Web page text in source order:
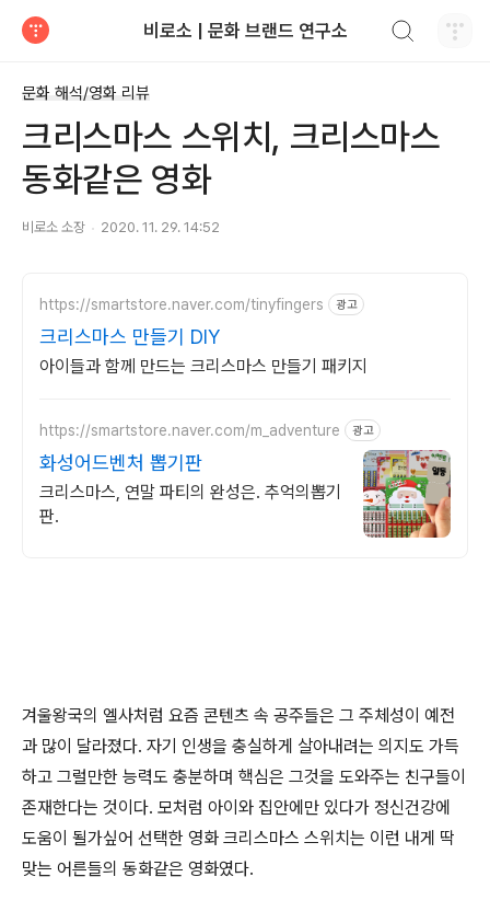
비로소 | 문화 브랜드 연구소
문화 해석/영화 리뷰
크리스마스 스위치, 크리스마스
동화같은 영화
비로소 소장 2020. 11. 29. 14:52
https://smartstore.naver.com/tinyfingers 광고
크리스마스 만들기 DIY
아이들과 함께 만드는 크리스마스 만들기 패키지
https://smartstore.naver.com/m_adventure 광고
화성어드벤처 뽑기판
크리스마스, 연말 파티의 완성은. 추억의뽑기
판.
겨울왕국의 엘사처럼 요즘 콘텐츠 속 공주들은 그 주체성이 예전
과 많이 달라졌다. 자기 인생을 충실하게 살아내려는 의지도 가득
하고 그럴만한 능력도 충분하며 핵심은 그것을 도와주는 친구들이
존재한다는 것이다. 모처럼 아이와 집안에만 있다가 정신건강에
도움이 될가싶어 선택한 영화 크리스마스 스위치는 이런 내게 딱
맞는 어른들의 동화같은 영화였다.